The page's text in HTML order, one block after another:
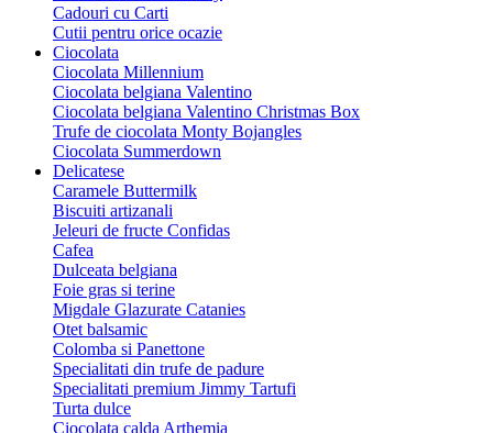
Cadouri cu Carti
Cutii pentru orice ocazie
Ciocolata
Ciocolata Millennium
Ciocolata belgiana Valentino
Ciocolata belgiana Valentino Christmas Box
Trufe de ciocolata Monty Bojangles
Ciocolata Summerdown
Delicatese
Caramele Buttermilk
Biscuiti artizanali
Jeleuri de fructe Confidas
Cafea
Dulceata belgiana
Foie gras si terine
Migdale Glazurate Catanies
Otet balsamic
Colomba si Panettone
Specialitati din trufe de padure
Specialitati premium Jimmy Tartufi
Turta dulce
Ciocolata calda Arthemia